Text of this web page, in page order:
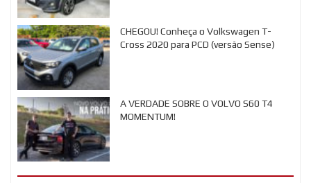
CHEGOU! Conheça o Volkswagen T-
Cross 2020 para PCD (versão Sense)
A VERDADE SOBRE O VOLVO S60 T4
MOMENTUM!